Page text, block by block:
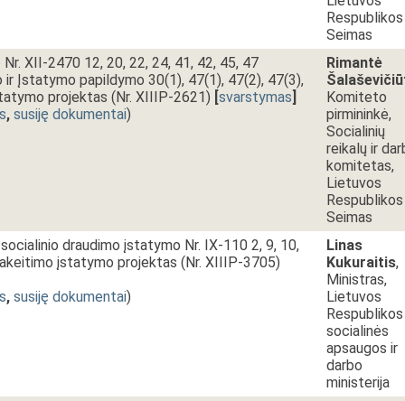
Respublikos
Seimas
XII-2470 12, 20, 22, 24, 41, 42, 45, 47
ir Įstatymo papildymo 30(1), 47(1), 47(2), 47(3),
projektas (Nr. XIIIP-2621) [svarstymas]
, susiję dokumentai)
Rimantė
Komiteto
pirmininkė,
Socialinių
reikalų ir
komitetas,
Lietuvos
Respublikos
Seimas
draudimo įstatymo Nr. IX-110 2, 9, 10,
įstatymo projektas (Nr. XIIIP-3705)
, susiję dokumentai)
Linas
Kukuraitis,
Ministras,
Lietuvos
Respublikos
socialinės
apsaugos ir
darbo
ministerija